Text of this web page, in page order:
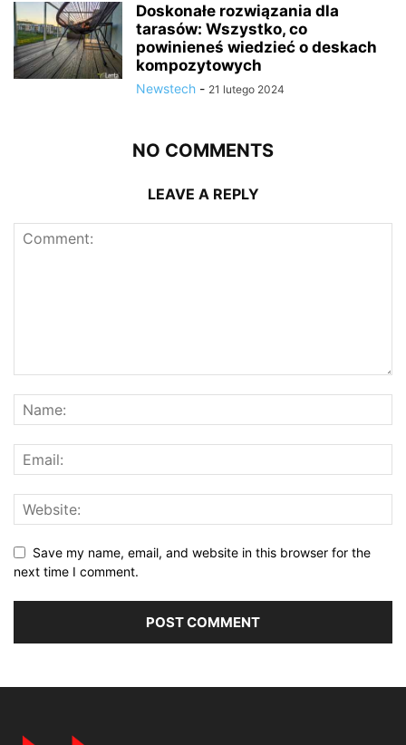
Doskonałe rozwiązania dla
tarasów: Wszystko, co
powinieneś wiedzieć o deskach
kompozytowych
Newstech - 21 lutego 2024
NO COMMENTS
LEAVE A REPLY
Save my name, email, and website in this browser for the
next time I comment.